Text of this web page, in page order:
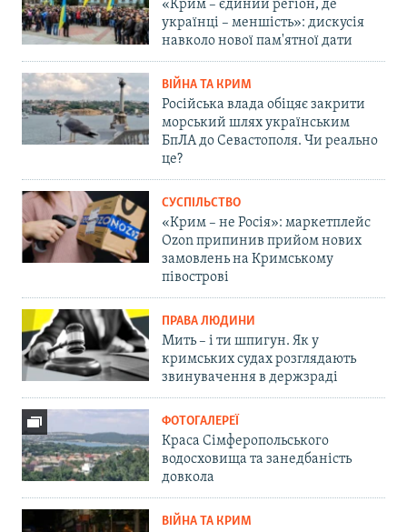
«Крим – єдиний регіон, де
українці – меншість»: дискусія
навколо нової пам'ятної дати
ВІЙНА ТА КРИМ
Російська влада обіцяє закрити
морський шлях українським
БпЛА до Севастополя. Чи реально
це?
СУСПІЛЬСТВО
«Крим – не Росія»: маркетплейс
Ozon припинив прийом нових
замовлень на Кримському
півострові
ПРАВА ЛЮДИНИ
Мить – і ти шпигун. Як у
кримських судах розглядають
звинувачення в держзраді
ФОТОГАЛЕРЕЇ
Краса Сімферопольського
водосховища та занедбаність
довкола
ВІЙНА ТА КРИМ